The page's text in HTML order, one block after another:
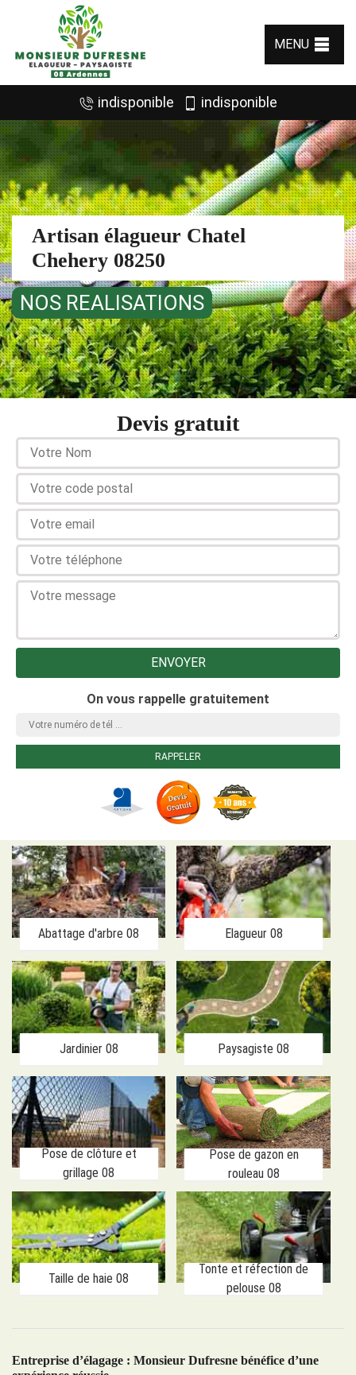
MENU
indisponible indisponible
Artisan élagueur Chatel
Chehery 08250
NOS REALISATIONS
Devis gratuit
On vous rappelle gratuitement
Abattage d'arbre 08 Elagueur 08
Jardinier 08 Paysagiste 08
Pose de clôture et
grillage 08
Pose de gazon en
rouleau 08
Taille de haie 08
Tonte et réfection de
pelouse 08
Entreprise d’élagage : Monsieur Dufresne bénéfice d’une